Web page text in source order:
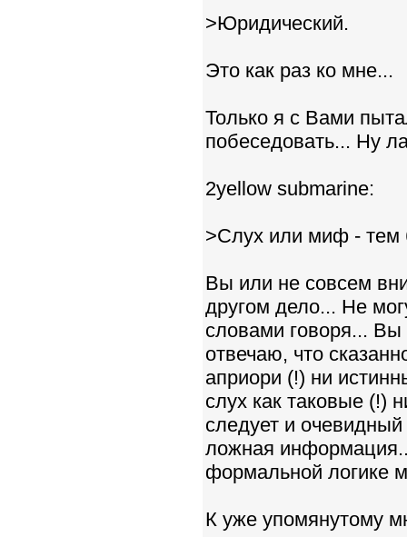
>Юридический.
Это как раз ко мне...
Только я с Вами
побеседовать... Ну
2yellow submarine:
>Слух или миф - тем
Вы или не совсем
другом дело... Не
словами говоря... Вы
отвечаю, что
априори (!) ни
слух как таковые (!)
следует и
ложная
формальной логике
К уже упомянутому